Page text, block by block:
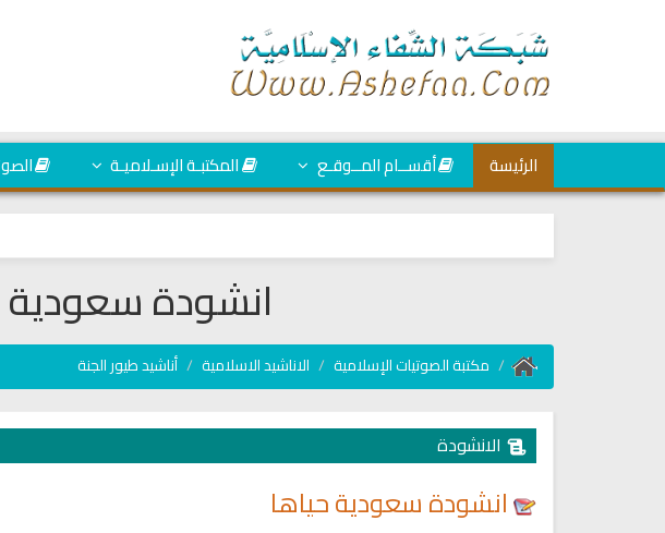
الرئيسة أقســام المــوقـع المكتبـة الإسـلاميـة
انشودة سعودية
مكتبة الصوتيات الإسلامية الاناشيد الاسلامية أناشيد طيور الجنة
الانشودة
انشودة سعودية حياها